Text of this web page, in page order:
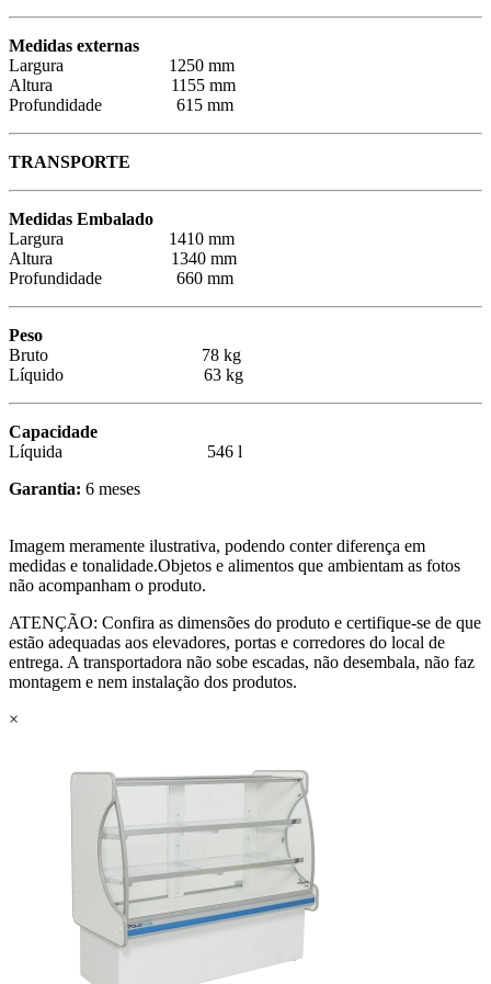
Medidas externas
Largura 1250 mm
Altura 1155 mm
Profundidade 615 mm
TRANSPORTE
Medidas Embalado
Largura 1410 mm
Altura 1340 mm
Profundidade 660 mm
Peso
Bruto 78 kg
Líquido 63 kg
Capacidade
Líquida 546 l
Garantia: 6 meses
Imagem meramente ilustrativa, podendo conter diferença em
medidas e tonalidade.Objetos e alimentos que ambientam as fotos
não acompanham o produto.
ATENÇÃO: Confira as dimensões do produto e certifique-se de que
estão adequadas aos elevadores, portas e corredores do local de
entrega. A transportadora não sobe escadas, não desembala, não faz
montagem e nem instalação dos produtos.
×